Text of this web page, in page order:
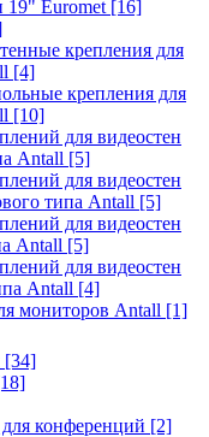
19" Euromet [16]
крепления для
[4]
крепления для
[10]
для видеостен
Antall [5]
для видеостен
типа Antall [5]
для видеостен
Antall [5]
для видеостен
Antall [4]
мониторов Antall [1]
[34]
конференций [2]